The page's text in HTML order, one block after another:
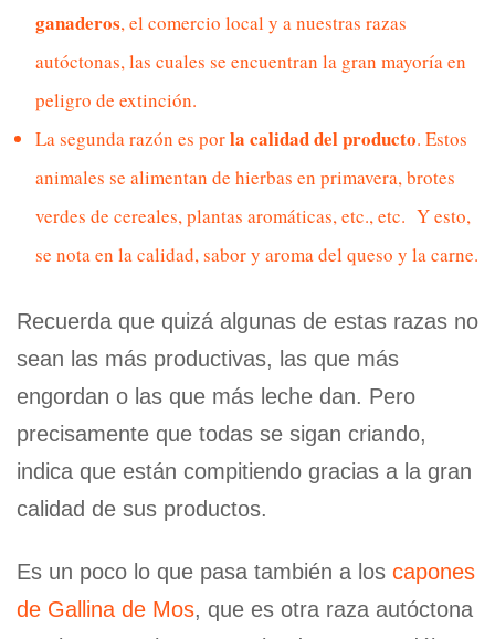
ganaderos, el comercio local y a nuestras razas
autóctonas, las cuales se encuentran la gran mayoría en
peligro de extinción.
La segunda razón es porla calidad del producto. Estos
animales se alimentan de hierbas en primavera, brotes
verdes de cereales, plantas aromáticas, etc., etc. Y esto,
se nota en la calidad, sabor y aroma del queso y la carne.
Recuerda que quizá algunas de estas razas no
sean las más productivas, las que más
engordan o las que más leche dan. Pero
precisamente que todas se sigan criando,
indica que están compitiendo gracias a la gran
calidad de sus productos.
Es un poco lo que pasa también a los capones
de Gallina de Mos, que es otra raza autóctona